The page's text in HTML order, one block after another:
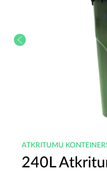
ATKRITUMU
240L